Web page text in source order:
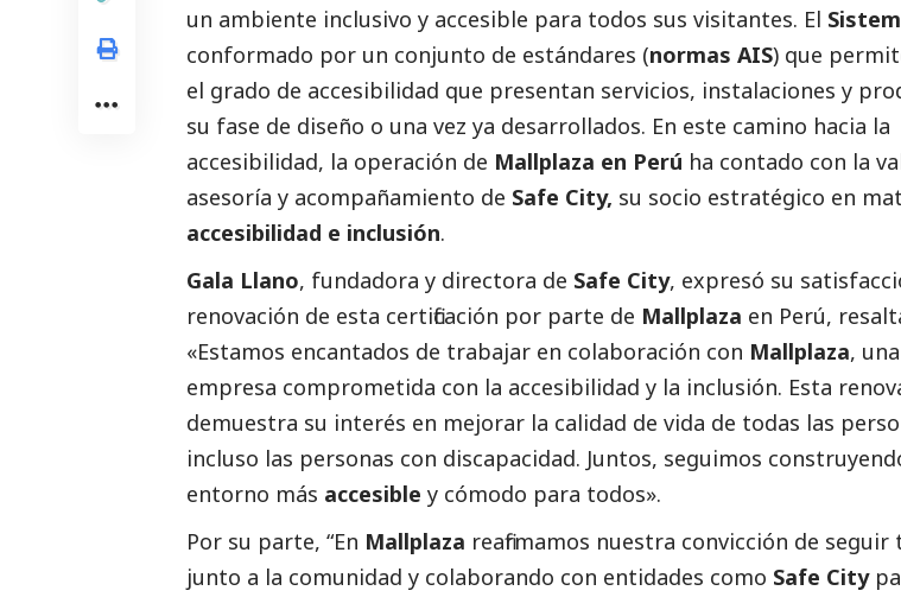
un ambiente inclusivo y accesible para todos sus visitantes. El
conformado por un conjunto de estándares (normas AIS) que
el grado de accesibilidad que presentan servicios, instalaciones y
su fase de diseño o una vez ya desarrollados. En este camino hacia la
accesibilidad, la operación de Mallplaza en Perú ha contado con la
asesoría y acompañamiento de Safe City, su socio estratégico en
accesibilidad e inclusión.
Gala Llano, fundadora y directora de Safe City, expresó su
renovación de esta certificación por parte de Mallplaza en Perú,
«Estamos encantados de trabajar en colaboración con Mallplaza,
empresa comprometida con la accesibilidad y la inclusión. Esta
demuestra su interés en mejorar la calidad de vida de todas las
incluso las personas con discapacidad. Juntos, seguimos
entorno más accesible y cómodo para todos».
Por su parte, “En Mallplaza reafirmamos nuestra convicción de
junto a la comunidad y colaborando con entidades como Safe City